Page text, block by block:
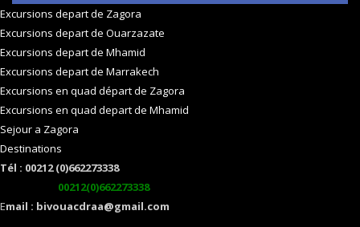
Excursions depart de Zagora
Excursions depart de Ouarzazate
Excursions depart de Mhamid
Excursions depart de Marrakech
Excursions en quad départ de Zagora
Excursions en quad depart de Mhamid
Sejour a Zagora
Destinations
Tél : 00212 (0)662273338
00212(0)662273338
Email : bivouacdraa@gmail.com